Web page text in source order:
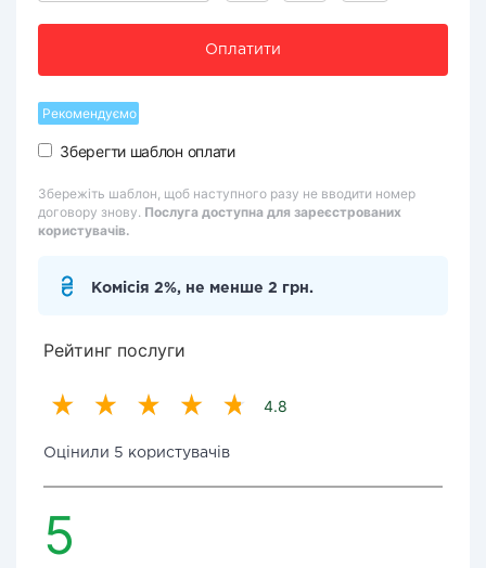
Оплатити
Рекомендуємо
Зберегти шаблон оплати
Збережіть шаблон, щоб наступного разу не вводити номер
договору знову. Послуга доступна для зареєстрованих
користувачів.
Комісія 2%, не менше 2 грн.
Рейтинг послуги
4.8
Оцінили 5 користувачів
5